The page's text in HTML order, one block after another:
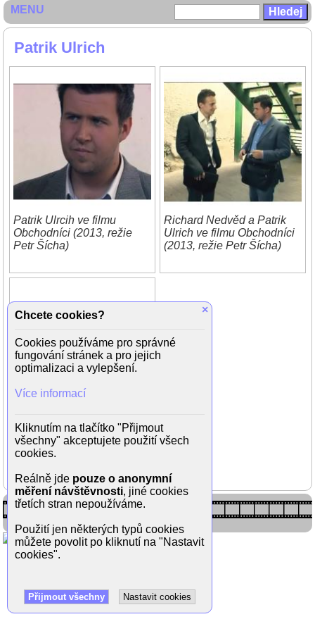
Patrik Ulrich
Patrik Ulrcih ve filmu
Obchodníci (2013, režie
Petr Šícha)
Richard Nedvěd a Patrik
Ulrich ve filmu Obchodníci
(2013, režie Petr Šícha)
Lenka Zahradnická a Patrik
Ulrich ve filmu Obchodníci
(2013, režie Petr Šícha)
MENU
×
Chcete cookies?
Cookies používáme pro správné
fungování stránek a pro jejich
optimalizaci a vylepšení.
Více informací
Kliknutím na tlačítko "Přijmout
všechny" akceptujete použití všech
cookies.
Reálně jde pouze o anonymní
měření návštěvnosti, jiné cookies
třetích stran nepoužíváme.
Použití jen některých typů cookies
můžete povolit po kliknutí na "Nastavit
cookies".
Přijmout všechny Nastavit cookies